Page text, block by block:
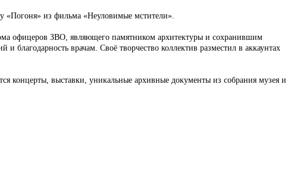
«Погоня» из фильма «Неуловимые мстители».
офицеров ЗВО, являющего памятником архитектуры и сохранившим
врачам. Своё творчество коллектив разместил в аккаунтах
концерты, выставки, уникальные архивные документы из собрания музея и